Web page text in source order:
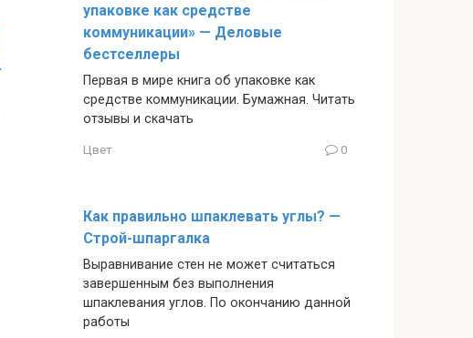
упаковке как средстве
коммуникации» — Деловые
бестселлеры
Первая в мире книга об упаковке как
средстве коммуникации. Бумажная. Читать
отзывы и скачать
Цвет 0
Как правильно шпаклевать углы? —
Строй-шпаргалка
Выравнивание стен не может считаться
завершенным без выполнения
шпаклевания углов. По окончанию данной
работы